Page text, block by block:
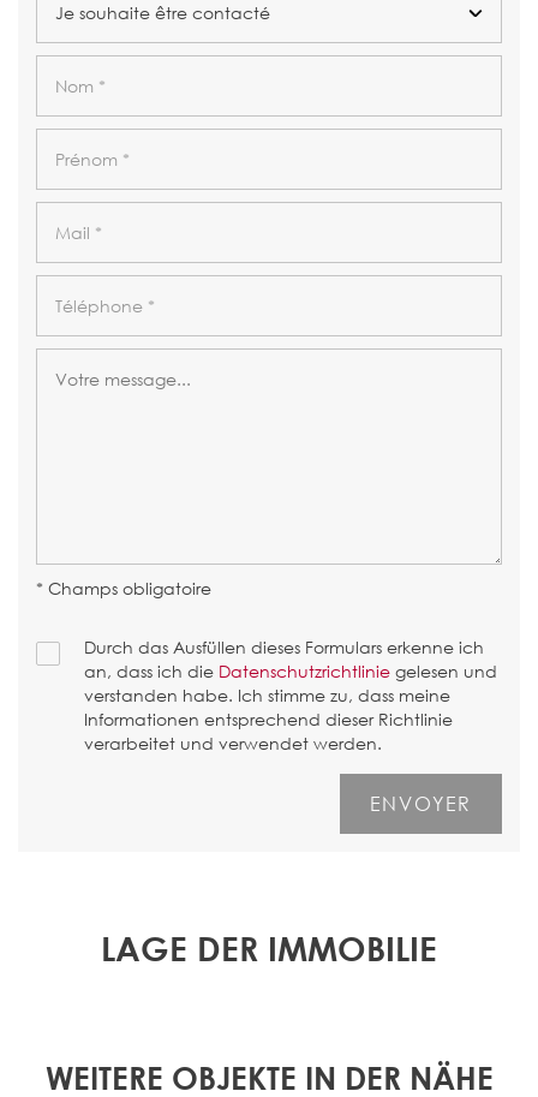
* Champs obligatoire
Durch das Ausfüllen dieses Formulars erkenne ich
an, dass ich die Datenschutzrichtlinie gelesen und
verstanden habe. Ich stimme zu, dass meine
Informationen entsprechend dieser Richtlinie
verarbeitet und verwendet werden.
LAGE DER IMMOBILIE
WEITERE OBJEKTE IN DER NÄHE